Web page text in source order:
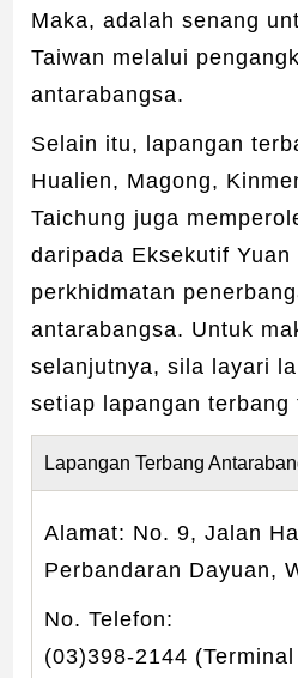
Maka, adalah senang
Taiwan melalui
antarabangsa.
Selain itu, lapangan
Hualien, Magong,
Taichung juga
daripada Eksekutif Yuan
perkhidmatan
antarabangsa. Untuk
selanjutnya, sila layari
setiap lapangan terbang
Lapangan Terbang
Alamat: No. 9, Jalan
Perbandaran Dayuan,
No. Telefon:
(03)398-2144 (Terminal